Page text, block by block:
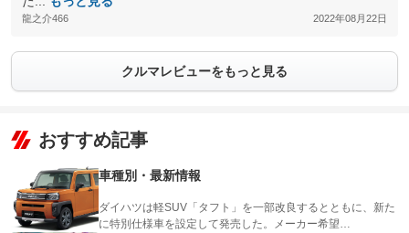
龍之介466 2022年08月22日
クルマレビューをもっと見る
おすすめ記事
車種別・最新情報
ダイハツは軽SUV「タフト」を一部改良するとともに、新た
に特別仕様車を設定して発売した。メーカー希望…